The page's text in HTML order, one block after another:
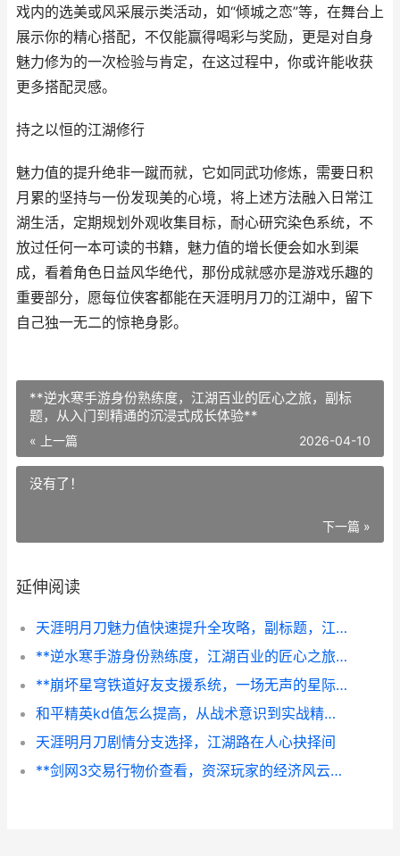
戏内的选美或风采展示类活动，如“倾城之恋”等，在舞台上
展示你的精心搭配，不仅能赢得喝彩与奖励，更是对自身
魅力修为的一次检验与肯定，在这过程中，你或许能收获
更多搭配灵感。
持之以恒的江湖修行
魅力值的提升绝非一蹴而就，它如同武功修炼，需要日积
月累的坚持与一份发现美的心境，将上述方法融入日常江
湖生活，定期规划外观收集目标，耐心研究染色系统，不
放过任何一本可读的书籍，魅力值的增长便会如水到渠
成，看着角色日益风华绝代，那份成就感亦是游戏乐趣的
重要部分，愿每位侠客都能在天涯明月刀的江湖中，留下
自己独一无二的惊艳身影。
**逆水寒手游身份熟练度，江湖百业的匠心之旅，副标
题，从入门到精通的沉浸式成长体验**
« 上一篇 2026-04-10
没有了！
下一篇 »
延伸阅读
天涯明月刀魅力值快速提升全攻略，副标题，江湖风华速成指南
**逆水寒手游身份熟练度，江湖百业的匠心之旅，副标题，从入门到精通的沉浸式成长体验**
**崩坏星穹铁道好友支援系统，一场无声的星际共舞**
和平精英kd值怎么提高，从战术意识到实战精进的进阶指南
天涯明月刀剧情分支选择，江湖路在人心抉择间
**剑网3交易行物价查看，资深玩家的经济风云指南，副标题，掌握市场脉搏的财富艺术**